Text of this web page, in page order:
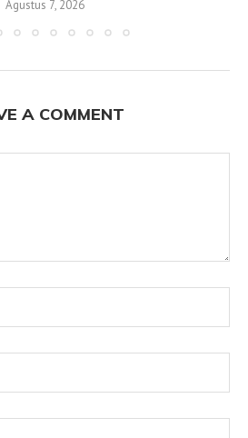
Agustus 7, 2026
A COMMENT